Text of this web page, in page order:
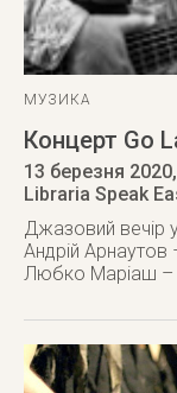
МУЗИКА
Концерт Go
13 березня 2020
Libraria Speak
Джазовий вечір
Андрій
Любко Маріаш –